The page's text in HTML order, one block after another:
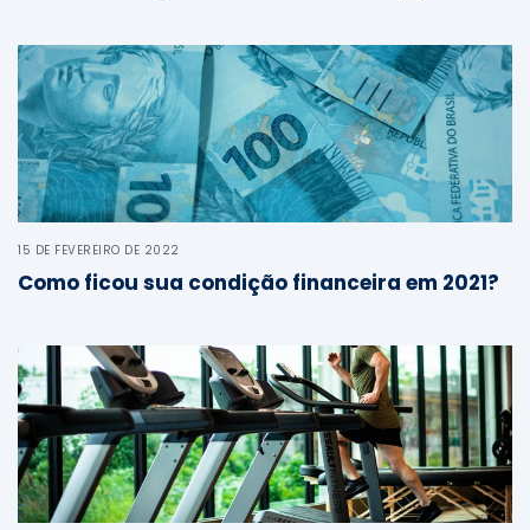
;
15 DE FEVEREIRO DE 2022
Como ficou sua condição financeira em 2021?
;